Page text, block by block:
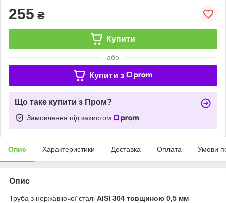
255 ₴
Купити
або
Купити з
Що таке купити з Пром?
Замовлення під захистом
Опис Характеристики Доставка Оплата Умови
Опис
Труба з нержавіючої сталі AISI 304 товщиною 0,5 мм